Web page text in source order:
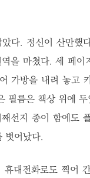
다. 정신이 산만했
을 마쳤다. 세 페
가방을 내려 놓고
필름은 책상 위에
선지 종이 함에도
벗어났다.
대전화로도 찍어